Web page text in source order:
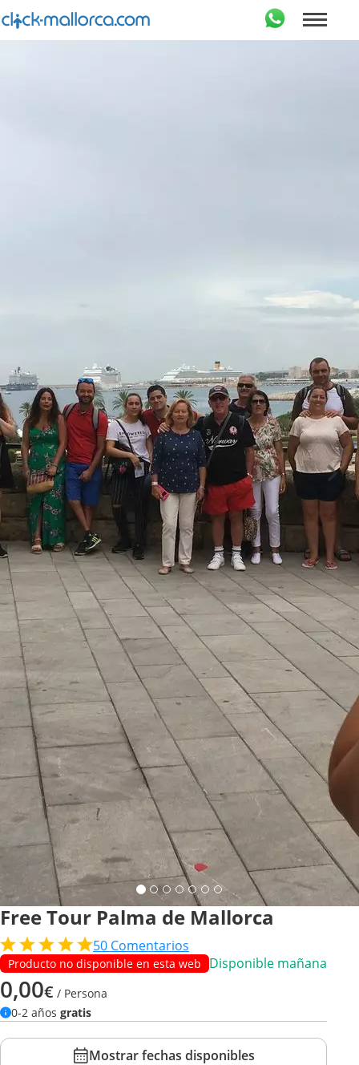
Free Tour Palma de Mallorca
50 Comentarios
Producto no disponible en esta web Disponible mañana
0,00€ / Persona
0-2 años gratis
Mostrar fechas disponibles